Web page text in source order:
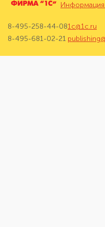
Информация
8-495-258-44-08
8-495-681-02-21
1c@1c.ru